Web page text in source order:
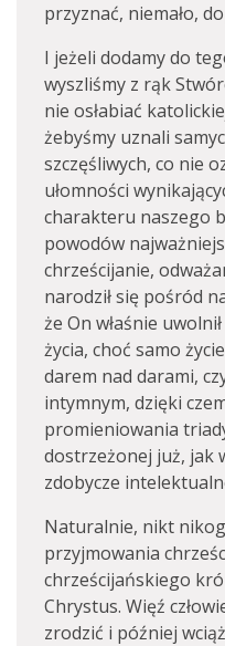
przyznać, niemało,
I jeżeli dodamy do
wyszliśmy z rąk
nie osłabiać
żebyśmy uznali
szczęśliwych, co nie
ułomności
charakteru naszego
powodów
chrześcijanie,
narodził się pośród
że On właśnie
życia, choć samo
darem nad darami,
intymnym, dzięki
promieniowania
dostrzeżonej już, jak
zdobycze
Naturalnie, nikt
przyjmowania
chrześcijańskiego
Chrystus. Więź
zrodzić i później